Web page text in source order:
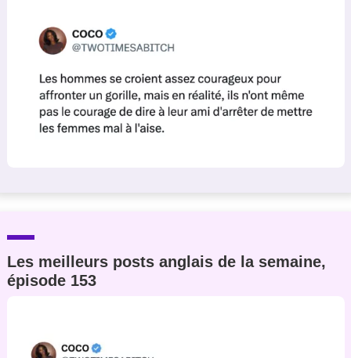
Les meilleurs posts anglais de la semaine,
épisode 153